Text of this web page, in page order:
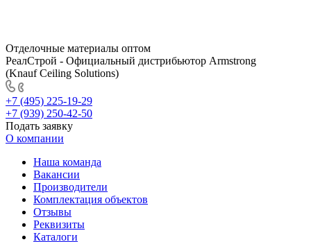
Отделочные материалы оптом
РеалСтрой - Официальный дистрибьютор Armstrong
(Knauf Ceiling Solutions)
+7 (495) 225-19-29
+7 (939) 250-42-50
Подать заявку
О компании
Наша команда
Вакансии
Производители
Комплектация объектов
Отзывы
Реквизиты
Каталоги